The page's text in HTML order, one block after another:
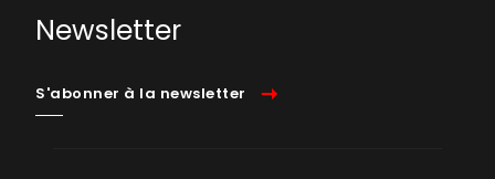
Newsletter
S'abonner à la newsletter